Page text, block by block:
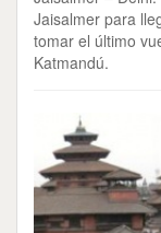
Jaisalmer para
tomar el último
Katmandú.